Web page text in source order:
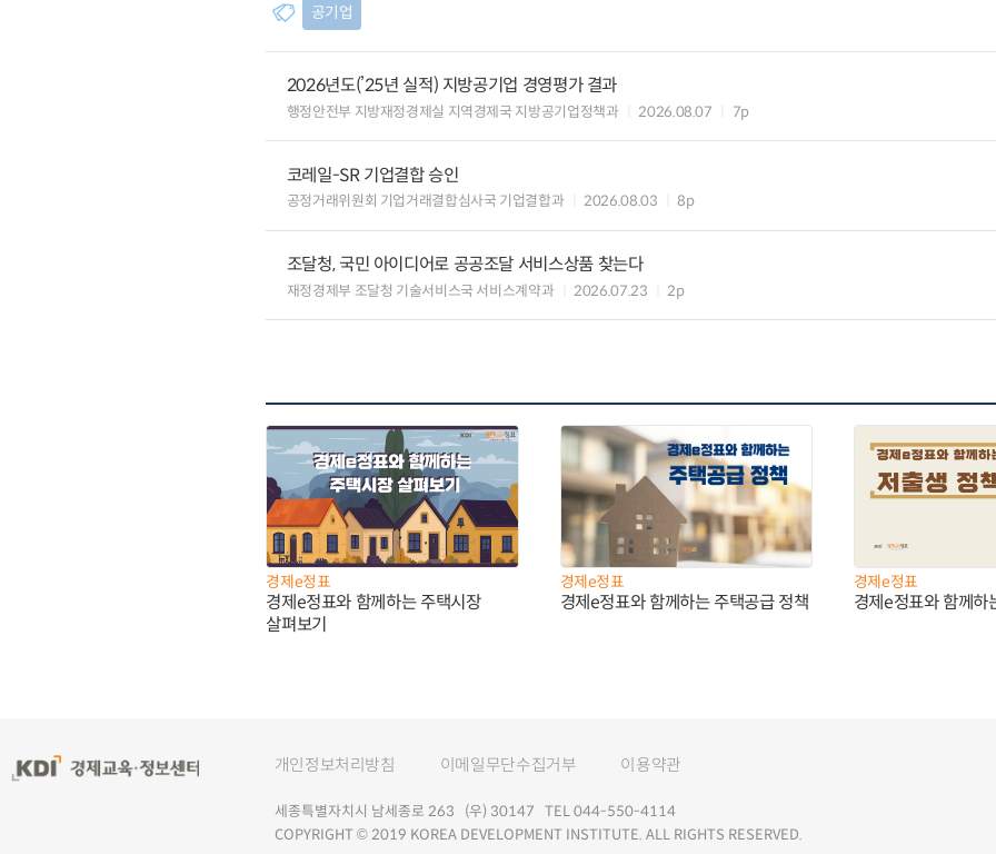
공기업
2026년도(’25년 실적) 지방공기업 경영평가 결과
행정안전부 지방재정경제실 지역경제국 지방공기업정책과 2026.08.07 7p
코레일-SR 기업결합 승인
공정거래위원회 기업거래결합심사국 기업결합과 2026.08.03 8p
조달청, 국민 아이디어로 공공조달 서비스상품 찾는다
재정경제부 조달청 기술서비스국 서비스계약과 2026.07.23 2p
경제e정표
경제e정표와 함께하는 주택시장
살펴보기
경제e정표
경제e정표와 함께하는 주택공급 정책
경제e정표
경제e정표와 함께하
개인정보처리방침 이메일무단수집거부 이용약관
세종특별자치시 남세종로 263 (우) 30147 TEL 044-550-4114
COPYRIGHT © 2019 KOREA DEVELOPMENT INSTITUTE. ALL RIGHTS RESERVED.